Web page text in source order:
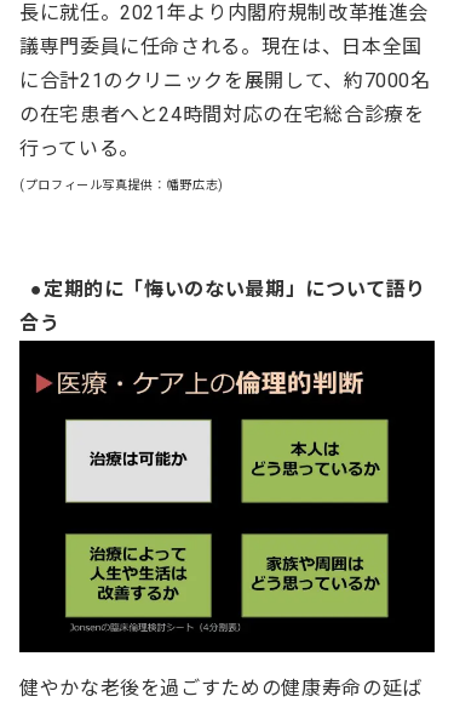
長に就任。2021年より内閣府規制改革推進会
議専門委員に任命される。現在は、日本全国
に合計21のクリニックを展開して、約7000名
の在宅患者へと24時間対応の在宅総合診療を
行っている。
(プロフィール写真提供：幡野広志)
●定期的に「悔いのない最期」について語り
合う
健やかな老後を過ごすための健康寿命の延ば